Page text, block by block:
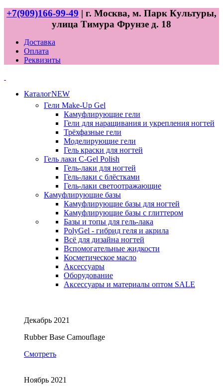
+7(909)166-99-49 | г. Москва, м. Парк Культуры,
улица Тимура Фрунзе д. 18
Доставка
Оплата
Реквизиты
КаталогNEW
Гели Make-Up Gel
Камуфлирующие гели
Гели для наращивания и укрепления ногтей
Трёхфазные гели
Моделирующие гели
Гель краски для ногтей
Гель лаки C-Gel Polish
Гель-лаки для ногтей
Гель-лаки с блёстками
Гель-лаки светоотражающие
Камуфлирующие базы
Камуфлирующие базы для ногтей
Камуфлирующие базы с глиттером
Базы и топы для гель-лака
PolyGel - гибрид геля и акрила
Всё для дизайна ногтей
Вспомогательные жидкости
Косметическое масло
Аксессуары
Оборудование
Аксессуары и материалы оптом SALE
Декабрь 2021
Rubber Base Camouflage
Смотреть
Ноябрь 2021